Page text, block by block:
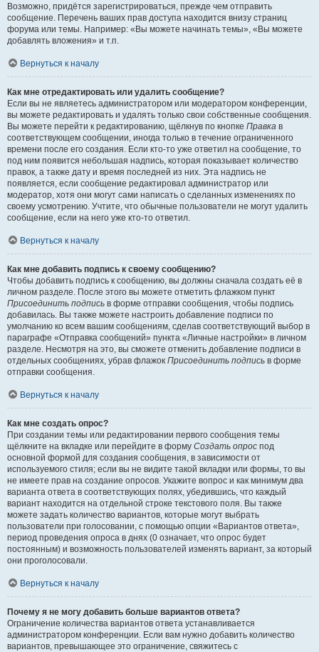
Возможно, придётся зарегистрироваться, прежде чем отправить
сообщение. Перечень ваших прав доступа находится внизу страниц
форума или темы. Например: «Вы можете начинать темы», «Вы можете
добавлять вложения» и т.п.
Вернуться к началу
Как мне отредактировать или удалить сообщение?
Если вы не являетесь администратором или модератором конференции,
вы можете редактировать и удалять только свои собственные сообщения.
Вы можете перейти к редактированию, щёлкнув по кнопке Правка в
соответствующем сообщении, иногда только в течение ограниченного
времени после его создания. Если кто-то уже ответил на сообщение, то
под ним появится небольшая надпись, которая показывает количество
правок, а также дату и время последней из них. Эта надпись не
появляется, если сообщение редактировал администратор или
модератор, хотя они могут сами написать о сделанных изменениях по
своему усмотрению. Учтите, что обычные пользователи не могут удалить
сообщение, если на него уже кто-то ответил.
Вернуться к началу
Как мне добавить подпись к своему сообщению?
Чтобы добавить подпись к сообщению, вы должны сначала создать её в
личном разделе. После этого вы можете отметить флажком пункт
Присоединить подпись в форме отправки сообщения, чтобы подпись
добавилась. Вы также можете настроить добавление подписи по
умолчанию ко всем вашим сообщениям, сделав соответствующий выбор в
параграфе «Отправка сообщений» пункта «Личные настройки» в личном
разделе. Несмотря на это, вы сможете отменить добавление подписи в
отдельных сообщениях, убрав флажок Присоединить подпись в форме
отправки сообщения.
Вернуться к началу
Как мне создать опрос?
При создании темы или редактировании первого сообщения темы
щёлкните на вкладке или перейдите в форму Создать опрос под
основной формой для создания сообщения, в зависимости от
используемого стиля; если вы не видите такой вкладки или формы, то вы
не имеете прав на создание опросов. Укажите вопрос и как минимум два
варианта ответа в соответствующих полях, убедившись, что каждый
вариант находится на отдельной строке текстового поля. Вы также
можете задать количество вариантов, которые могут выбрать
пользователи при голосовании, с помощью опции «Вариантов ответа»,
период проведения опроса в днях (0 означает, что опрос будет
постоянным) и возможность пользователей изменять вариант, за который
они проголосовали.
Вернуться к началу
Почему я не могу добавить больше вариантов ответа?
Ограничение количества вариантов ответа устанавливается
администратором конференции. Если вам нужно добавить количество
вариантов, превышающее это ограничение, свяжитесь с